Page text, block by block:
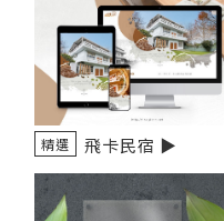
飛卡民宿 ▶️
精選